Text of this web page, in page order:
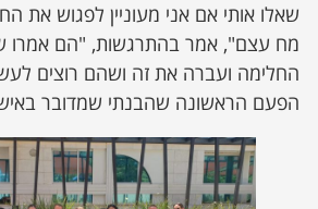
שאלו אותי אם אני מעוניין לפגוש את
מח עצם", אמר בהתרגשות, "הם אמרו
החלימה ועברה את זה ושהם רוצים
הפעם הראשונה שהבנתי שמדובר